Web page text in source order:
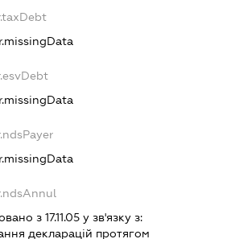
з 17.11.05 у зв'язку з:
декларацiй протягом